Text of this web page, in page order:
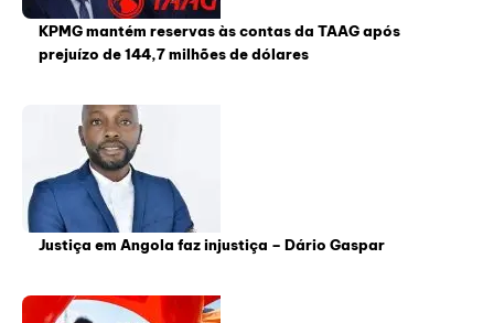
KPMG mantém reservas às contas da TAAG após
prejuízo de 144,7 milhões de dólares
Justiça em Angola faz injustiça – Dário Gaspar